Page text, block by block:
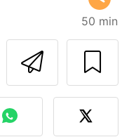
50 min
de